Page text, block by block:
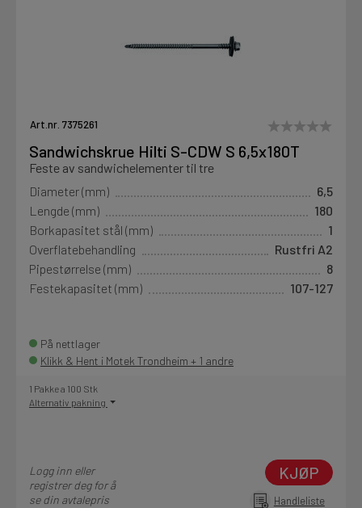
Art.nr. 7375261
Sandwichskrue Hilti S-CDW S 6,5x180T
Feste av sandwichelementer til tre
Diameter (mm)
6,5
Lengde (mm)
180
Borkapasitet stål (mm)
1
Overflatebehandling
Rustfri A2
Pipestørrelse (mm)
8
Festekapasitet (mm)
107-127
På nettlager
Klikk & Hent i Motek Trondheim + 1 andre
1 Pakke a 100 Stk
Alternativ pakning
Logg inn eller
registrer deg for å
se din avtalepris
KJØP
Handleliste